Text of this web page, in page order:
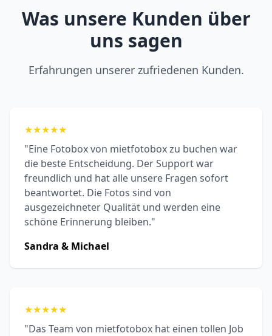
Was unsere Kunden über
uns sagen
Erfahrungen unserer zufriedenen Kunden.
★★★★★
"Eine Fotobox von mietfotobox zu buchen war
die beste Entscheidung. Der Support war
freundlich und hat alle unsere Fragen sofort
beantwortet. Die Fotos sind von
ausgezeichneter Qualität und werden eine
schöne Erinnerung bleiben."
Sandra & Michael
★★★★★
"Das Team von mietfotobox hat einen tollen Job